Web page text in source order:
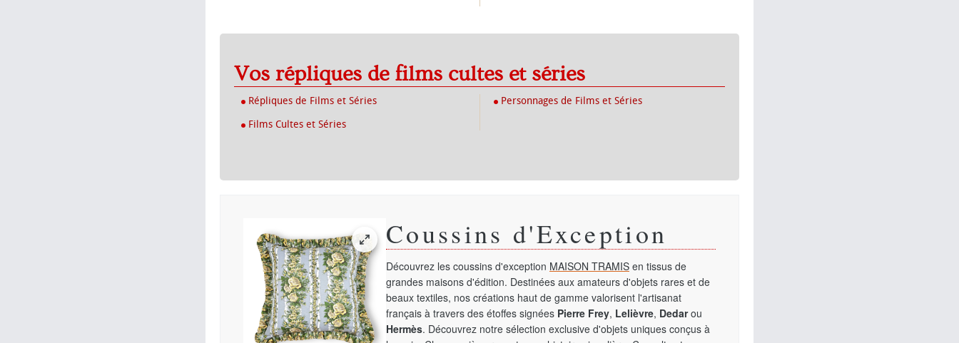
Vos répliques de films cultes et séries
Répliques de Films et Séries
Films Cultes et Séries
Personnages de Films et Séries
Coussins d'Exception
Découvrez les coussins d'exception MAISON TRAMIS en tissus de
grandes maisons d'édition. Destinées aux amateurs d'objets rares et de
beaux textiles, nos créations haut de gamme valorisent l'artisanat
français à travers des étoffes signées Pierre Frey, Lelièvre, Dedarou
Hermès. Découvrez notre sélection exclusive d'objets uniques conçus à